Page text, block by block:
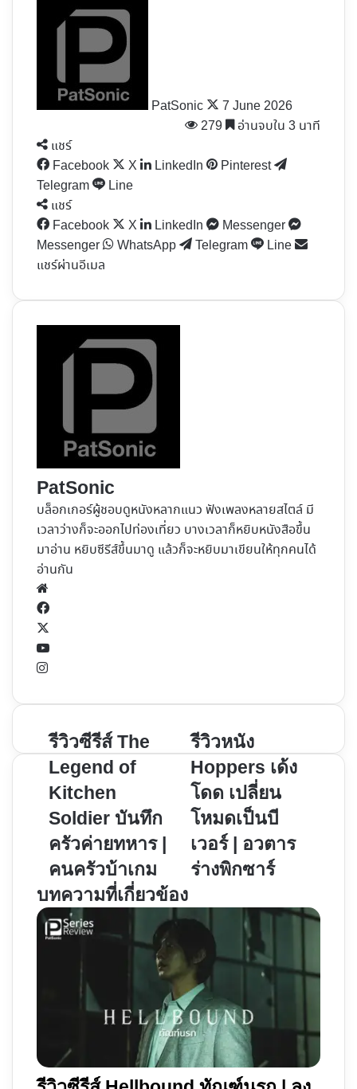
PatSonic
7 June 2026
279
อ่านจบใน 3 นาที
แชร์
Facebook
X LinkedIn
Pinterest
Telegram
Line
แชร์
Facebook
X LinkedIn
Messenger
Messenger
WhatsApp Telegram
Line
แชร์ผ่านอีเมล
PatSonic
บล็อกเกอร์ผู้ชอบดูหนังหลากแนว ฟังเพลงหลายสไตล์ มี
เวลาว่างก็จะออกไปท่องเที่ยว บางเวลาก็หยิบหนังสือขึ้น
มาอ่าน หยิบซีรีส์ขึ้นมาดู แล้วก็จะหยิบมาเขียนให้ทุกคนได้
อ่านกัน
Facebook
YouTube
Instagram
รีวิว
ซี
รีส์
The
Legend
of
Kitchen
Soldier
บันทึก
ครัว
ค่าย
เกม
รีวิวซีรีส์ The
Legend of
Kitchen
Soldier บันทึก
ครัวค่ายทหาร |
คนครัวบ้าเกม
รีวิว
หนัง
Hoppers
เด้ง
โดด
เปลี่ยน
โหมด
เป็น
เวอร์
อวตาร
ร่าง
พิก
ซาร์
รีวิวหนัง
Hoppers เด้ง
โดด เปลี่ยน
โหมดเป็นบี
เวอร์ | อวตาร
ร่างพิกซาร์
บทความที่เกี่ยวข้อง